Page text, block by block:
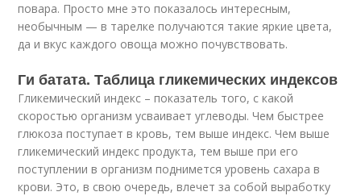
повара. Просто мне это показалось интересным,
необычным — в тарелке получаются такие яркие цвета,
да и вкус каждого овоща можно почувствовать.
Ги батата. Таблица гликемических индексов
Гликемический индекс – показатель того, с какой
скоростью организм усваивает углеводы. Чем быстрее
глюкоза поступает в кровь, тем выше индекс. Чем выше
гликемический индекс продукта, тем выше при его
поступлении в организм поднимется уровень сахара в
крови. Это, в свою очередь, влечет за собой выработку